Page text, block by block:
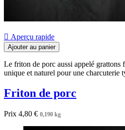
 Aperçu rapide
Ajouter au panier
Le friton de porc aussi appelé grattons
unique et naturel pour une charcuterie
Friton de porc
Prix 4,80 € 0,190 kg